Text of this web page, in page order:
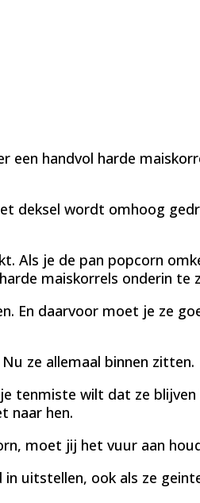
een handvol harde
deksel wordt omhoog
Als je de pan popcorn
maiskorrels onderin te
En daarvoor moet je ze
ze allemaal binnen zitten.
tenmiste wilt dat ze blijven
naar hen.
moet jij het vuur aan
uitstellen, ook als ze